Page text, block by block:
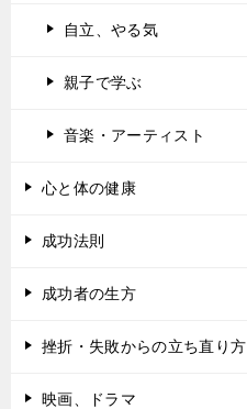
自立、やる気
親子で学ぶ
音楽・アーティスト
心と体の健康
成功法則
成功者の生方
挫折・失敗からの立ち直り方
映画、ドラマ